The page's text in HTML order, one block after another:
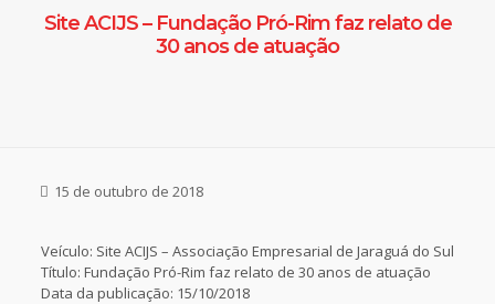
Site ACIJS – Fundação Pró-Rim faz relato de
30 anos de atuação
15 de outubro de 2018
Veículo: Site ACIJS – Associação Empresarial de Jaraguá do Sul
Título: Fundação Pró-Rim faz relato de 30 anos de atuação
Data da publicação: 15/10/2018